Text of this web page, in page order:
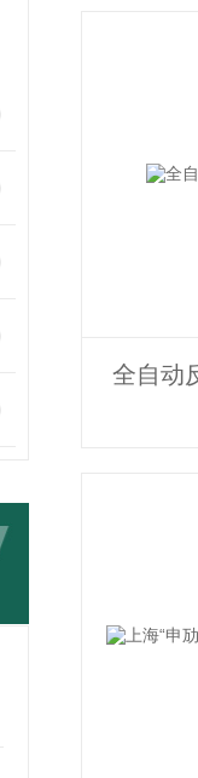
全自动